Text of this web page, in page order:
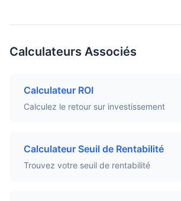
Calculateurs Associés
Calculateur ROI
Calculez le retour sur investissement
Calculateur Seuil de Rentabilité
Trouvez votre seuil de rentabilité